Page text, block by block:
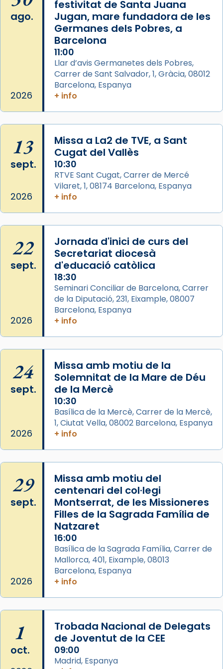
2 weeks ago
Aquest dilluns, 27 de juliol, ha tingut lloc la
missa d’acció de gràcies en agraïment al
comitè organitzador de la visita apostòlica
del Sant Pare Lleó XIV a Barcelona, i als
col·laboradors, a la Catedral de Barcelona.
L’arquebisbe de Barcelona, el cardenal Joan
Josep Omella, ha presidit la missa i l’ha
concelebrat el bisbe auxiliar de Barcelona,
Mons. David Abadías.
📸 Dr. G. Simón
View on Facebook · Share
Arquebisbat de Barcelona
Memòria de les santes Juliana i
Semproniana, verges i màrtirs.
Acompanyant la història de sant Cugat, a
partir de l’Edat Mitjana sorgeix la tradició
que les santes Juliana (“relatiu a Júlia”) i
Semproniana (“relatiu a Semprònia =
eterna”) són deixebles seves. I l’any 1667, el
frare Joan Gaspar Roig, afirma en una obra
Foto
View on Facebook · Share
ago.
2026
festivitat de Santa Juana
Jugan, mare fundadora de les
Germanes dels Pobres, a
Barcelona
11:00
Llar d’avis Germanetes dels Pobres,
Carrer de Sant Salvador, 1, Gràcia, 08012
Barcelona, Espanya
+ info
13
sept.
2026
Missa a La2 de TVE, a Sant
Cugat del Vallès
10:30
RTVE Sant Cugat, Carrer de Mercé
Vilaret, 1, 08174 Barcelona, Espanya
+ info
22
sept.
2026
Jornada d'inici de curs del
Secretariat diocesà
d'educació catòlica
18:30
Seminari Conciliar de Barcelona, Carrer
de la Diputació, 231, Eixample, 08007
Barcelona, Espanya
+ info
24
sept.
2026
Missa amb motiu de la
Solemnitat de la Mare de Déu
de la Mercè
10:30
Basílica de la Mercè, Carrer de la Mercè,
1, Ciutat Vella, 08002 Barcelona, Espanya
+ info
29
sept.
2026
Missa amb motiu del
centenari del col·legi
Montserrat, de les Missioneres
Filles de la Sagrada Família de
Natzaret
16:00
Basílica de la Sagrada Família, Carrer de
Mallorca, 401, Eixample, 08013
Barcelona, Espanya
+ info
1
oct.
Trobada Nacional de Delegats
de Joventut de la CEE
09:00
Madrid, Espanya